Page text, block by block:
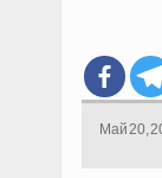
Май 20,